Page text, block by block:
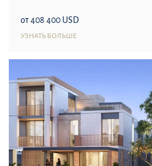
от 408 400 USD
УЗНАТЬ БОЛЬШЕ